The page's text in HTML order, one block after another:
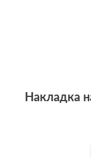
Накладка